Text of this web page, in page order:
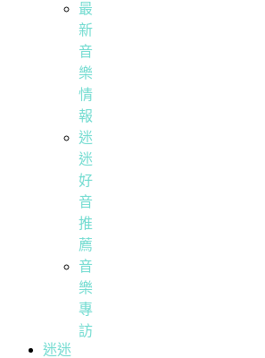
最
新
音
樂
情
報
迷
迷
好
音
推
薦
音
樂
專
訪
迷迷